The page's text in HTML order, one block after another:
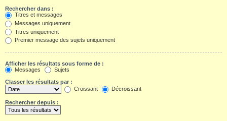
Rechercher dans :
Titres et messages
Messages uniquement
Titres uniquement
Premier message des sujets uniquement
Afficher les résultats sous forme de :
Messages
Sujets
Classer les résultats par :
Croissant
Décroissant
Rechercher depuis :